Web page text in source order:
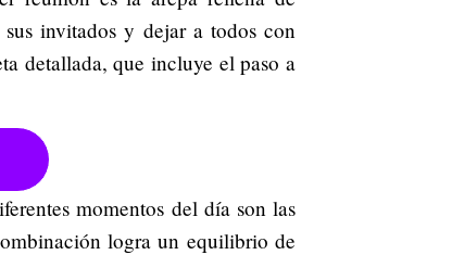
invitados y dejar a todos con
detallada, que incluye el paso a
momentos del día son las
logra un equilibrio de